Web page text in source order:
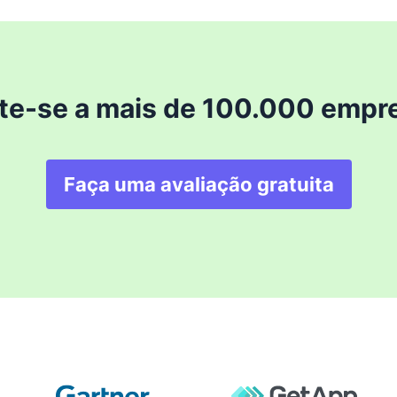
se a mais de 100.000
Faça uma avaliação gratuita